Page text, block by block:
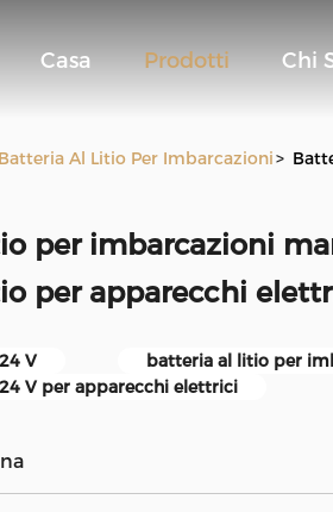
Casa Prodotti Chi
Batteria Al Litio Per Imbarcazioni>
per imbarcazioni
per apparecchi
V
batteria al litio per
V per apparecchi elettrici